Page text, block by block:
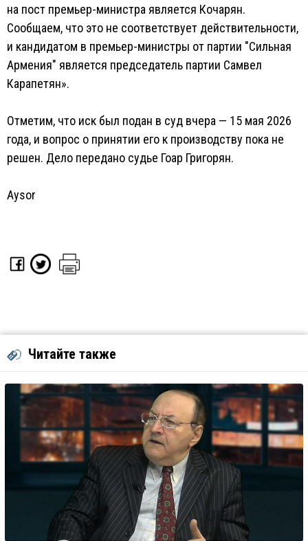
на пост премьер-министра является Кочарян.
Сообщаем, что это не соответствует действительности,
и кандидатом в премьер-министры от партии "Сильная
Армения" является председатель партии Самвел
Карапетян».
Отметим, что иск был подан в суд вчера — 15 мая 2026
года, и вопрос о принятии его к производству пока не
решен. Дело передано судье Гоар Григорян.
Aysor
Читайте также